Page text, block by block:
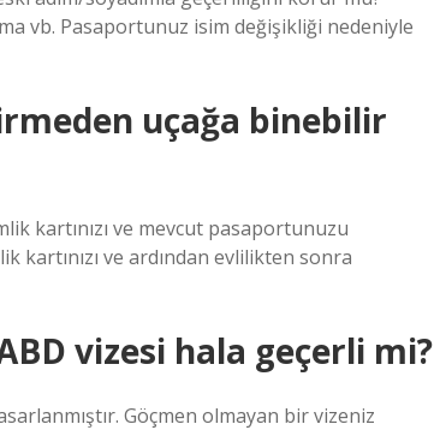
vb. Pasaportunuz isim değişikliği nedeniyle
uçağa binebilir
kartınızı ve mevcut pasaportunuzu
kartınızı ve ardından evlilikten sonra
vizesi hala geçerli mi?
Göçmen olmayan bir vizeniz